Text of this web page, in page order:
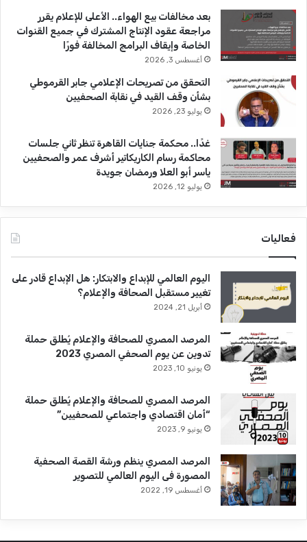
بعد مخالفات بيع الهواء.. الأعلى للإعلام يقرر
مراجعة عقود الإنتاج المشترك في جميع القنوات
الخاصة وإيقاف البرامج المخالفة فورًا
أغسطس 3, 2026
التحقق من تصريحات الإعلامي جابر القرموطي
بشأن وقف القيد في نقابة الصحفيين
يوليو 23, 2026
غدًا.. محكمة جنايات القاهرة تنظر ثاني جلسات
محاكمة رسام الكاريكاتير أشرف عمر والصحفيين
ياسر أبو العلا ورمضان جويدة
يوليو 12, 2026
فعاليات
اليوم العالمي للإبداع والابتكار: هل الإبداع قادر على
تغيير مستقبل الصحافة والإعلام؟
أبريل 21, 2024
المرصد المصري للصحافة والإعلام يُطلق حملة
تدوين عن يوم الصحفي المصري 2023
يونيو 10, 2023
المرصد المصري للصحافة والإعلام يُطلق حملة
“أمان اقتصادي واجتماعي للصحفيين”
يونيو 9, 2023
المرصد المصري ينظم ورشة القصة الصحفية
المصورة فى اليوم العالمي للتصوير
أغسطس 19, 2022